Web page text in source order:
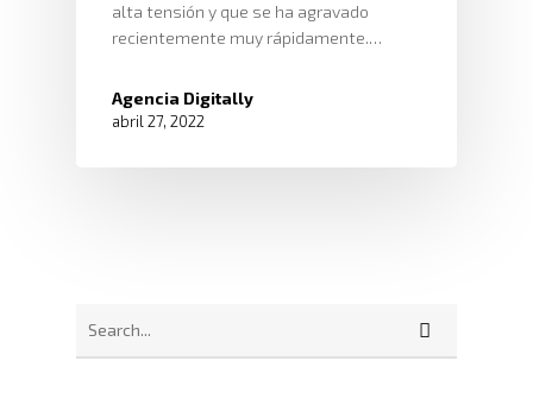
alta tensión y que se ha agravado
recientemente muy rápidamente.…
Agencia Digitally
abril 27, 2022